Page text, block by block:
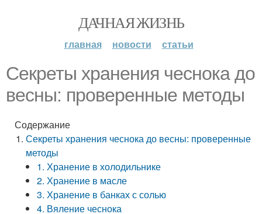
ДАЧНАЯ ЖИЗНЬ
главная новости статьи
Секреты хранения чеснока до
весны: проверенные методы
Содержание
Секреты хранения чеснока до весны: проверенные
методы
1. Хранение в холодильнике
2. Хранение в масле
3. Хранение в банках с солью
4. Вяление чеснока